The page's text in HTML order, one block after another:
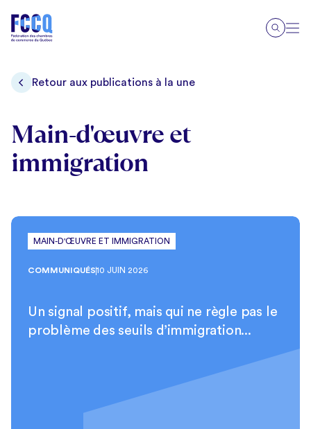
Retour aux publications à la une
Main-d'œuvre et
immigration
MAIN-D'ŒUVRE ET IMMIGRATION
COMMUNIQUÉS10 JUIN 2026
Un signal positif, mais qui ne règle pas le
problème des seuils d’immigration...